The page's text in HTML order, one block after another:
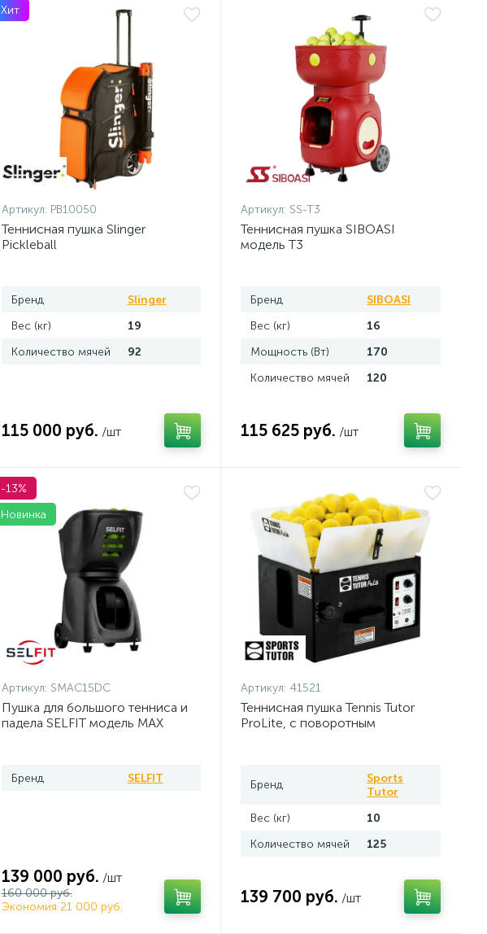
Хит
Артикул: PB10050
Теннисная пушка Slinger
Pickleball
Бренд
Slinger
Вес (кг)
19
Количество мячей
92
115 000 руб. /шт
Артикул: SS-T3
Теннисная пушка SIBOASI
модель T3
Бренд
SIBOASI
Вес (кг)
16
Мощность (Вт)
170
Количество мячей
120
115 625 руб. /шт
-13%
Новинка
Артикул: SMAC15DC
Пушка для большого тенниса и
падела SELFIT модель MAX
Бренд SELFIT
139 000 руб. /шт
160 000 руб.
Экономия 21 000 руб.
Артикул: 41521
Теннисная пушка Tennis Tutor
ProLite, с поворотным
Бренд
Sports
Tutor
Вес (кг)
10
Количество мячей
125
139 700 руб. /шт